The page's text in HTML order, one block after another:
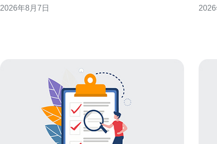
断言，提供操作步骤与解读要点，方便读者自行复
2026年8月7日
时间内恢复访